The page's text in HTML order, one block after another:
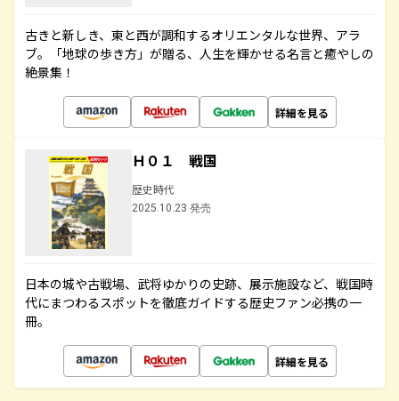
古きと新しき、東と西が調和するオリエンタルな世界、アラ
ブ。「地球の歩き方」が贈る、人生を輝かせる名言と癒やしの
絶景集！
詳細を見る
Ｈ０１ 戦国
歴史時代
2025.10.23 発売
日本の城や古戦場、武将ゆかりの史跡、展示施設など、戦国時
代にまつわるスポットを徹底ガイドする歴史ファン必携の一
冊。
詳細を見る